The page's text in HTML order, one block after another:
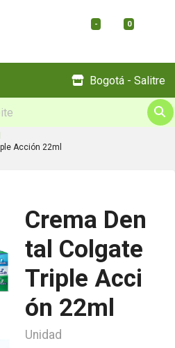
- 0
Bogotá - Salitre
Acción 22ml
Crema Den
tal Colgate
Triple Acci
ón 22ml
Unidad